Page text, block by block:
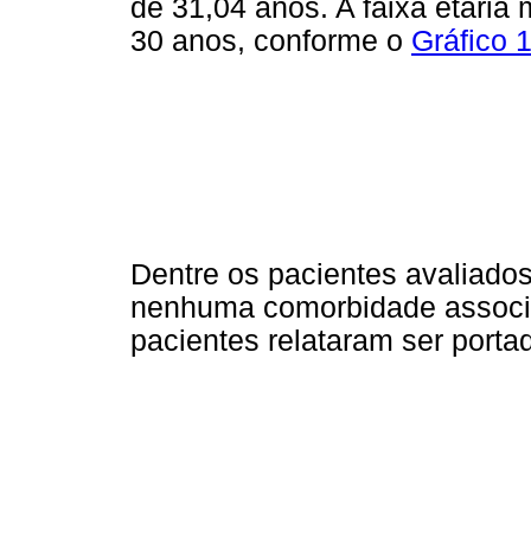
de 31,04 anos. A faixa etária
30 anos, conforme o Gráfico 1
Dentre os pacientes
nenhuma comorbidade
pacientes relataram ser